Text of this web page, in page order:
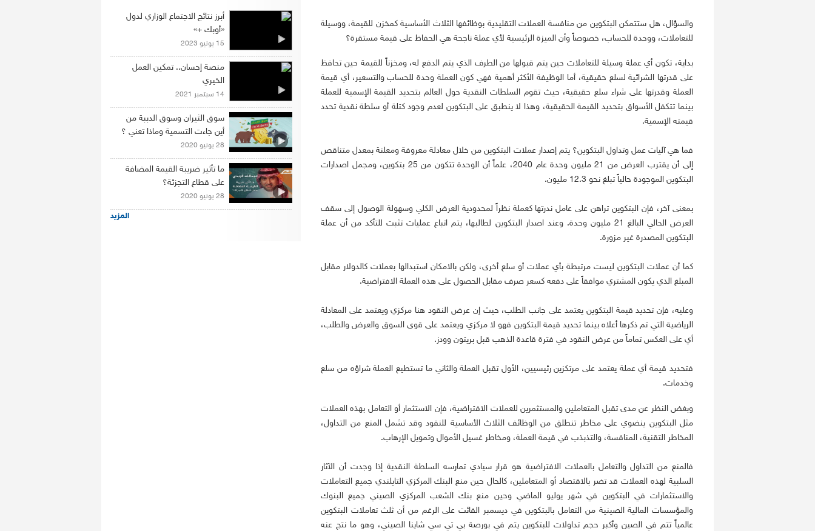
والسؤال، هل ستتمكن البتكوين من منافسة العملات التقليدية بوظائفها الثلاث الأساسية كمخزن للقيمة، ووسيلة
للتعاملات، ووحدة للحساب، خصوصاً وأن الميزة الرئيسية لأي عملة ناجحة هي الحفاظ على قيمة مستقرة؟
بداية، تكون أي عملة وسيلة للتعاملات حين يتم قبولها من الطرف الذي يتم الدفع له، ومخزناً للقيمة حين تحافظ
على قدرتها الشرائية لسلع حقيقية، أما الوظيفة الأكثر أهمية فهي كون العملة وحدة للحساب والتسعير، أي قيمة
العملة وقدرتها على شراء سلع حقيقية، حيث تقوم السلطات النقدية حول العالم بتحديد القيمة الإسمية للعملة
بينما تتكفل الأسواق بتحديد القيمة الحقيقية، وهذا لا ينطبق على البتكوين لعدم وجود كتلة أو سلطة نقدية تحدد
قيمته الإسمية.
فما هي آليات عمل وتداول البتكوين؟ يتم إصدار عملات البتكوين من خلال معادلة معروفة ومعلنة بمعدل متناقص
إلى أن يقترب العرض من 21 مليون وحدة عام 2040، علماً أن الوحدة تتكون من 25 بتكوين، ومجمل اصدارات
البتكوين الموجودة حالياً تبلغ نحو 12.3 مليون.
بمعنى آخر، فإن البتكوين تراهن على عامل ندرتها كعملة نظراً لمحدودية العرض الكلي وسهولة الوصول إلى سقف
العرض الحالي البالغ 21 مليون وحدة. وعند اصدار البتكوين لطالبها، يتم اتباع عمليات تثبت للتأكد من أن عملة
البتكوين المصدرة غير مزورة.
كما أن عملات البتكوين ليست مرتبطة بأي عملات أو سلع أخرى، ولكن بالامكان استبدالها بعملات كالدولار مقابل
المبلغ الذي يكون المشتري موافقاً على دفعه كسعر صرف مقابل الحصول على هذه العملة الافتراضية.
وعليه، فإن تحديد قيمة البتكوين يعتمد على جانب الطلب، حيث إن عرض النقود هنا مركزي ويعتمد على المعادلة
الرياضية التي تم ذكرها أعلاه بينما تحديد قيمة البتكوين فهو لا مركزي ويعتمد على قوى السوق والعرض والطلب،
أي على العكس تماماً من عرض النقود في فترة قاعدة الذهب قبل بريتون وودز.
فتحديد قيمة أي عملة يعتمد على مرتكزين رئيسيين، الأول تقبل العملة والثاني ما تستطيع العملة شراؤه من سلع
وخدمات.
وبغض النظر عن مدى تقبل المتعاملين والمستثمرين للعملات الافتراضية، فإن الاستثمار أو التعامل بهذه العملات
مثل البتكوين ينضوي على مخاطر تنطلق من الوظائف الثلاث الأساسية للنقود وقد تشمل المنع من التداول،
المخاطر التقنية، المنافسة، والتذبذب في قيمة العملة، ومخاطر غسيل الأموال وتمويل الإرهاب.
فالمنع من التداول والتعامل بالعملات الافتراضية هو قرار سيادي تمارسه السلطة النقدية إذا وجدت أن الآثار
السلبية لهذه العملات قد تضر بالاقتصاد أو المتعاملين، كالحال حين منع البنك المركزي التايلندي جميع التعاملات
والاستثمارات في البتكوين في شهر يوليو الماضي وحين منع بنك الشعب المركزي الصيني جميع البنوك
والمؤسسات المالية الصينية من التعامل بالبتكوين في ديسمبر الفائت على الرغم من أن ثلث تعاملات البتكوين
عالمياً تتم في الصين وأكبر حجم تداولات للبتكوين يتم في بورصة بي تي سي شاينا الصيني، وهو ما نتج عنه
أبرز نتائج الاجتماع الوزاري لدول
«أوبك +»
15 يونيو 2023
منصة إحسان.. تمكين العمل
الخيري
14 سبتمبر 2021
سوق الثيران وسوق الدببة من
أين جاءت التسمية وماذا تعني ؟
28 يونيو 2020
ما تأثير ضريبة القيمة المضافة
على قطاع التجزئة؟
28 يونيو 2020
المزيد